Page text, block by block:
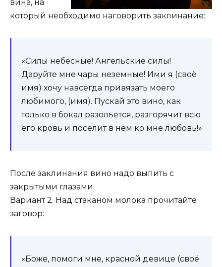
вина, на
который необходимо наговорить заклинание:
«Силы небесные! Ангельские силы!
Даруйте мне чары неземные! Ими я (своё
имя) хочу навсегда привязать моего
любимого, (имя). Пускай это вино, как
только в бокал разольется, разгорячит всю
его кровь и поселит в нём ко мне любовь!»
После заклинания вино надо выпить с
закрытыми глазами.
Вариант 2. Над стаканом молока прочитайте
заговор:
«Боже, помоги мне, красной девице (своё